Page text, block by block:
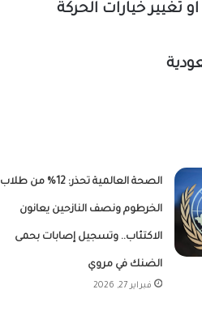
خيارات الحركة
الصحة العالمية تحذر: 12% من طلاب
الخرطوم ونصف النازحين يعانون
الاكتئاب.. وتسجيل إصابات بحمى
الضنك في مروي
فبراير 27, 2026